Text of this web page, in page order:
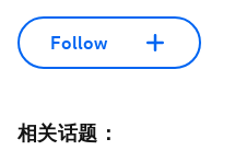
Follow
相关话题：